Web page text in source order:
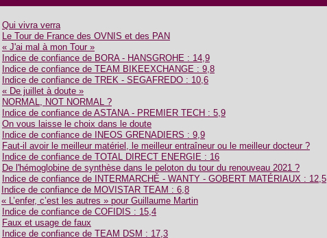
Qui vivra verra
Le Tour de France des OVNIS et des PAN
« J'ai mal à mon Tour »
Indice de confiance de BORA - HANSGROHE : 14,9
Indice de confiance de TEAM BIKEEXCHANGE : 9,8
Indice de confiance de TREK - SEGAFREDO : 10,6
« De juillet à doute »
NORMAL, NOT NORMAL ?
Indice de confiance de ASTANA - PREMIER TECH : 5,9
On vous laisse le choix dans le doute
Indice de confiance de INEOS GRENADIERS : 9,9
Faut-il avoir le meilleur matériel, le meilleur entraîneur ou le meilleur docteur ?
Indice de confiance de TOTAL DIRECT ENERGIE : 16
De l'hémoglobine de synthèse dans le peloton du tour du renouveau 2021 ?
Indice de confiance de INTERMARCHÉ - WANTY - GOBERT MATÉRIAUX : 12,5
Indice de confiance de MOVISTAR TEAM : 6,8
« L’enfer, c’est les autres » pour Guillaume Martin
Indice de confiance de COFIDIS : 15,4
Faux et usage de faux
Indice de confiance de TEAM DSM : 17,3